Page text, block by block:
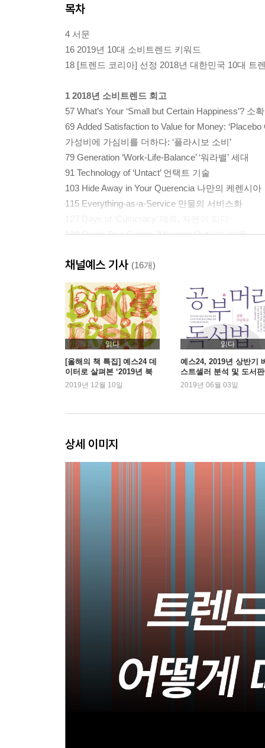
목차
4 서문
16 2019년 10대 소비트렌드 키워드
18 [트렌드 코리아] 선정 2018년 대한민국 10대 트
1 2018년 소비트렌드 회고
57 What’s Your ‘Small but Certain Happiness’? 소
69 Added Satisfaction to Value for Money: ‘Placebo
가성비에 가심비를 더하다: ‘플라시보 소비’
79 Generation ‘Work-Life-Balance’ ‘워라밸’ 세대
91 Technology of ‘Untact’ 언택트 기술
103 Hide Away in Your Querencia 나만의 케렌시아
115 Everything-as-a-Service 만물의 서비스화
139 One’s True Colors, ‘Meaning Out’ 미닝아웃
163 Shouting Out Self-esteem 세상의 주변에서 나
2 2019년 소비트렌드 전망
178 2019년의 전반적 전망
193 Play the Concept. 컨셉을 연출하라
217 Invite to the ‘Cell Market’ 세포마켓
241 Going New-tro. 요즘옛날, 뉴트로
265 Green Survival 필환경 시대
367 Emerging ‘Millennial Family’ 밀레니얼 가족
393 As Being Myself 그곳만이 내 세상, 나나랜드
채널예스 기사 (16개)
읽다
[올해의 책 특집] 예스24 데
이터로 살펴본 ‘2019년 북
트렌드’
2019년 12월 10일
읽다
예스24, 2019년 상반기
스트셀러 분석 및 도서
동향 발표
2019년 06월 03일
상세 이미지